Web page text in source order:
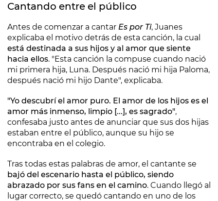
Cantando entre el público
Antes de comenzar a cantar Es por Ti, Juanes
explicaba el motivo detrás de esta canción, la cual
está destinada a sus hijos y al amor que siente
hacia ellos. "Esta canción la compuse cuando nació
mi primera hija, Luna. Después nació mi hija Paloma,
después nació mi hijo Dante", explicaba.
"Yo descubrí el amor puro. El amor de los hijos es el
amor más inmenso, limpio [...], es sagrado",
confesaba justo antes de anunciar que sus dos hijas
estaban entre el público, aunque su hijo se
encontraba en el colegio.
Tras todas estas palabras de amor, el cantante se
bajó del escenario hasta el público, siendo
abrazado por sus fans en el camino. Cuando llegó al
lugar correcto, se quedó cantando en uno de los